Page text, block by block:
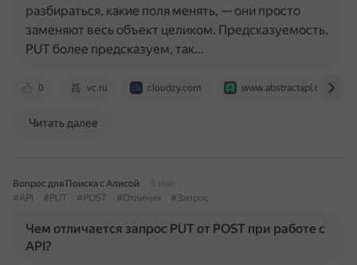
0 vc.ru cloudzy.com www.abstractapi.com
разбираться, какие поля менять, — они просто
заменяют весь объект целиком. Предсказуемость.
PUT более предсказуем, так…
Читать далее
Вопрос для Поиска с Алисой
5 мая
#API
#PUT #POST #Отличия #Запрос
Чем отличается запрос PUT от POST при работе с
API?